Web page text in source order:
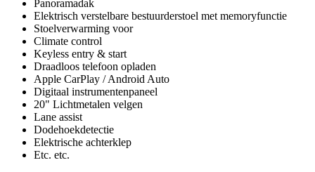
Panoramadak
Elektrisch verstelbare bestuurderstoel met memoryfunctie
Stoelverwarming voor
Climate control
Keyless entry & start
Draadloos telefoon opladen
Apple CarPlay / Android Auto
Digitaal instrumentenpaneel
20" Lichtmetalen velgen
Lane assist
Dodehoekdetectie
Elektrische achterklep
Etc. etc.